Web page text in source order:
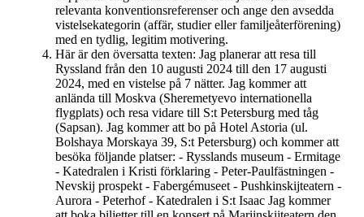
relevanta konventionsreferenser och ange den avsedda
vistelsekategorin (affär, studier eller familjeåterförening)
med en tydlig, legitim motivering.
Här är den översatta texten: Jag planerar att resa till
Ryssland från den 10 augusti 2024 till den 17 augusti
2024, med en vistelse på 7 nätter. Jag kommer att
anlända till Moskva (Sheremetyevo internationella
flygplats) och resa vidare till S:t Petersburg med tåg
(Sapsan). Jag kommer att bo på Hotel Astoria (ul.
Bolshaya Morskaya 39, S:t Petersburg) och kommer att
besöka följande platser: - Rysslands museum - Ermitage
- Katedralen i Kristi förklaring - Peter-Paulfästningen -
Nevskij prospekt - Fabergémuseet - Pushkinskijteatern -
Aurora - Peterhof - Katedralen i S:t Isaac Jag kommer